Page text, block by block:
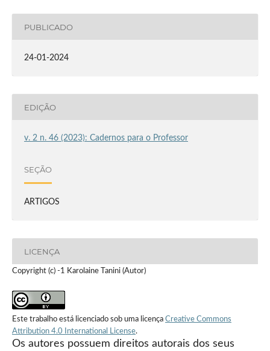
PUBLICADO
24-01-2024
EDIÇÃO
v. 2 n. 46 (2023): Cadernos para o Professor
SEÇÃO
ARTIGOS
LICENÇA
Copyright (c) -1 Karolaine Tanini (Autor)
Este trabalho está licenciado sob uma licença Creative Commons
Attribution 4.0 International License.
Os autores possuem direitos autorais dos seus